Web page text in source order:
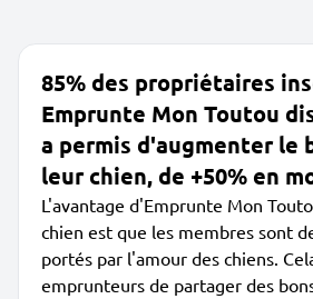
85% des propriétaires
Emprunte Mon Toutou
a permis d'augmenter le
leur chien, de +50% en
L'avantage d'Emprunte Mon
chien est que les membres sont
portés par l'amour des chiens.
emprunteurs de partager des